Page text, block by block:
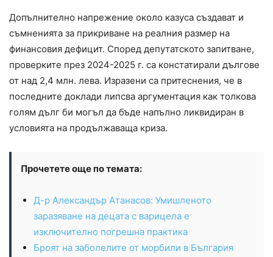
Допълнително напрежение около казуса създават и
съмненията за прикриване на реалния размер на
финансовия дефицит. Според депутатското запитване,
проверките през 2024-2025 г. са констатирали дългове
от над 2,4 млн. лева. Изразени са притеснения, че в
последните доклади липсва аргументация как толкова
голям дълг би могъл да бъде напълно ликвидиран в
условията на продължаваща криза.
Прочетете още по темата:
Д-р Александър Атанасов: Умишленото
заразяване на децата с варицела е
изключително погрешна практика
Броят на заболелите от морбили в България